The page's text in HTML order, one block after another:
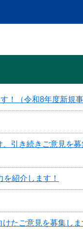
！（令和8年度新規事
引き続きご意見を募
紹介します！
たご意見を募集しま